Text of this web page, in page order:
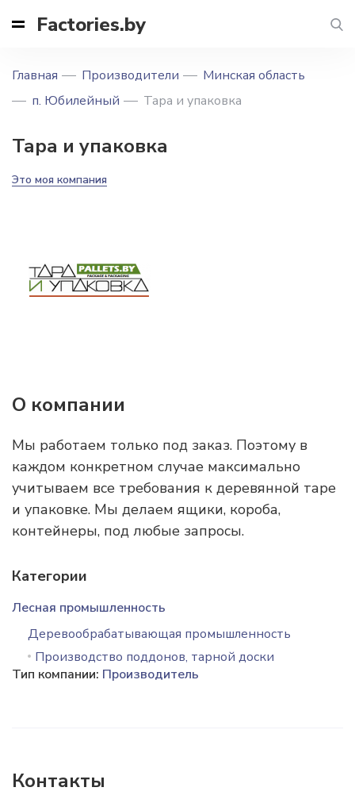
Factories.by
Главная Производители
Минская область
п. Юбилейный
Тара и упаковка
Тара и упаковка
Это моя компания
О компании
Мы работаем только под заказ. Поэтому в
каждом конкретном случае максимально
учитываем все требования к деревянной таре
и упаковке. Мы делаем ящики, короба,
контейнеры, под любые запросы.
Категории
Лесная промышленность
Деревообрабатывающая промышленность
Производство поддонов, тарной доски
Тип компании: Производитель
Контакты